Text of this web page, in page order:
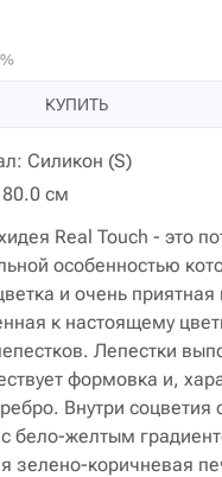
КУПИТЬ
Силикон (S)
80.0 см
Real Touch - это
особенностью
и очень
к настоящему
Лепестки
формовка и,
Внутри
с бело-желтым
зелено-коричневая